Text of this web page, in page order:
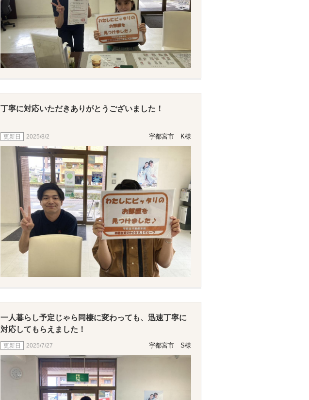
丁寧に対応いただきありがとうございました！
2025/8/2 宇都宮市 K様
一人暮らし予定じゃら同棲に変わっても、迅速丁寧に
対応してもらえました！
2025/7/27 宇都宮市 S様